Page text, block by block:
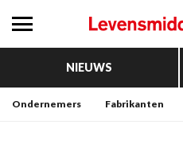
NIEUWS
Ondernemers Fabrikanten